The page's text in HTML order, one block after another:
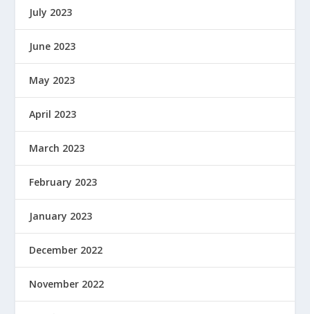
July 2023
June 2023
May 2023
April 2023
March 2023
February 2023
January 2023
December 2022
November 2022